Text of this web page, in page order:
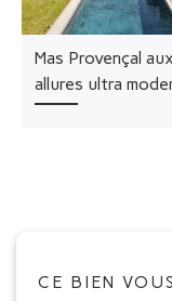
Mas Provençal aux
allures ultra
CE BIEN